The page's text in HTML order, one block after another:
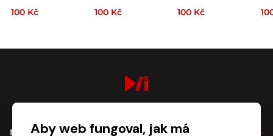
100 Kč
100 Kč
100 Kč
NÁKUPAby web fungoval, jak má